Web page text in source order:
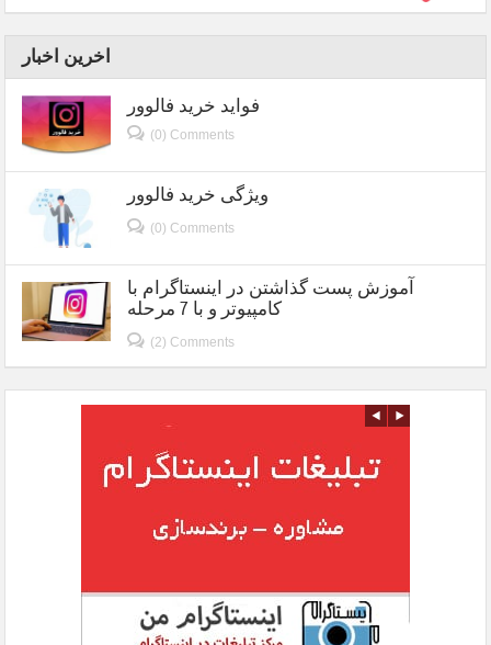
اخرین اخبار
فواید خرید فالوور
(0) Comments
ویژگی خرید فالوور
(0) Comments
آموزش پست گذاشتن در اینستاگرام با
کامپیوتر و با 7 مرحله
(2) Comments